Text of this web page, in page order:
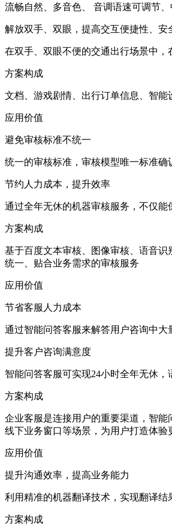
流畅自然、多音色、 音调语速可调节
解放双手、双眼，提高交互便捷性、安
在双手、双眼不便的交通出行场景中
方案构成
文档、游戏剧情、出行订单信息、智
应用价值
避免审核标准不统一
统一的审核标准，审核模型唯一标准
节约人力成本，提升效率
通过全年无休的机器审核服务，不仅
方案构成
基于百度文本审核、图像审核、语音
统一、贴合业务需求的审核服务
应用价值
节省客服人力成本
通过智能问答客服来解答用户咨询中大
提升客户咨询满意度
智能问答客服可实现24小时全年无休
方案构成
企业客服是连接用户的重要渠道，智
线下业务窗口等场景，为用户打造体验
应用价值
提升沟通效率，提高业务能力
利用精准的机器翻译技术，实现翻译
方案构成